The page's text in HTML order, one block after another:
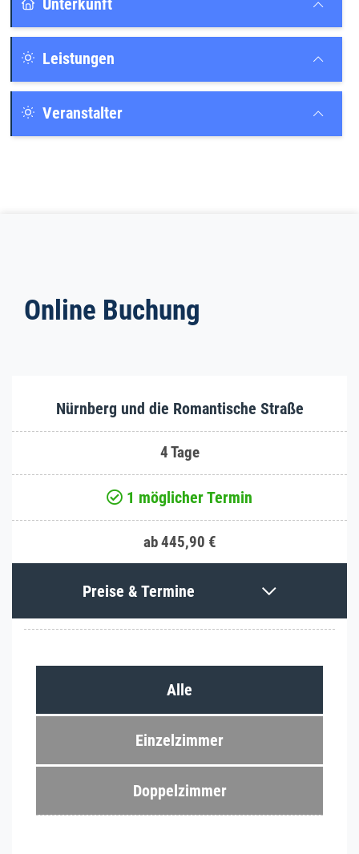
Leistungen
Veranstalter
Online Buchung
Nürnberg und die Romantische Straße
4 Tage
1 möglicher Termin
ab 445,90 €
Preise & Termine
Alle
Einzelzimmer
Doppelzimmer